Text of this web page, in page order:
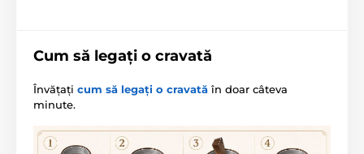
Cum să legați o cravată
Învățați cum să legați o cravată în doar câteva
minute.